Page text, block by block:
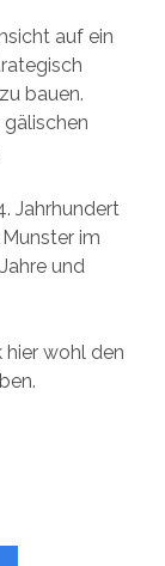
auf ein
bauen.
Jahrhundert
im
und
hier wohl den